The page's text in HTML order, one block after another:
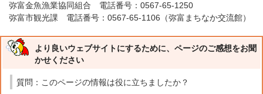
弥富金魚漁業協同組合 電話番号：0567-65-1250
弥富市観光課 電話番号：0567-65-1106（弥富まちなか交流館）
より良いウェブサイトにするために、ページのご感想をお聞
かせください
質問：このページの情報は役に立ちましたか？